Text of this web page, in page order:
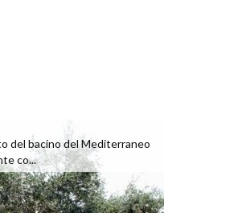
del bacino del Mediterraneo
co...